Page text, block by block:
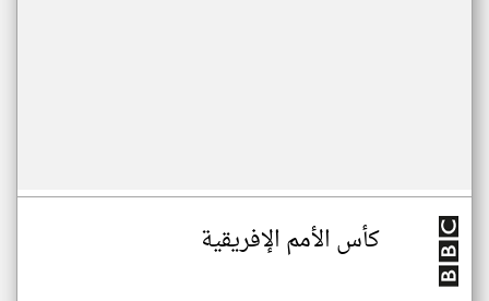
كأس الأمم الإفريقية